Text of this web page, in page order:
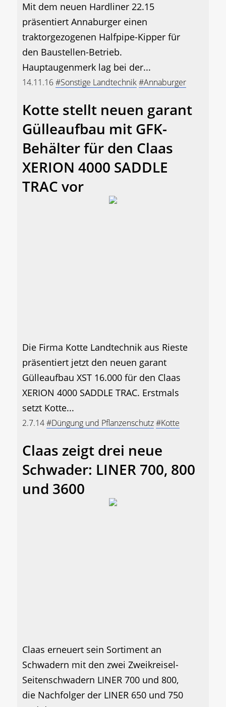
Mit dem neuen Hardliner 22.15
präsentiert Annaburger einen
traktorgezogenen Halfpipe-Kipper für
den Baustellen-Betrieb.
Hauptaugenmerk lag bei der...
14.11.16#Sonstige Landtechnik#Annaburger
Kotte stellt neuen garant
Gülleaufbau mit GFK-
Behälter für den Claas
XERION 4000 SADDLE
TRAC vor
Die Firma Kotte Landtechnik aus Rieste
präsentiert jetzt den neuen garant
Gülleaufbau XST 16.000 für den Claas
XERION 4000 SADDLE TRAC. Erstmals
setzt Kotte...
2.7.14#Düngung und Pflanzenschutz#Kotte
Claas zeigt drei neue
Schwader: LINER 700, 800
und 3600
Claas erneuert sein Sortiment an
Schwadern mit den zwei Zweikreisel-
Seitenschwadern LINER 700 und 800,
die Nachfolger der LINER 650 und 750